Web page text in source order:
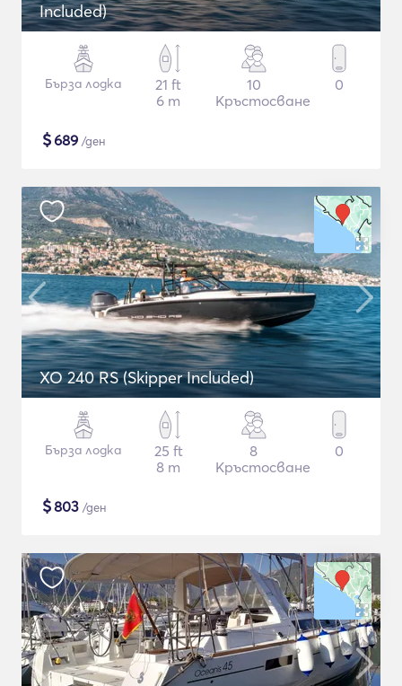
Included)
Бърза лодка
21 ft
6 m
10
Кръстосване
0
$689 /ден
XO 240 RS (Skipper Included)
Бърза лодка
25 ft
8 m
8
Кръстосване
0
$803 /ден